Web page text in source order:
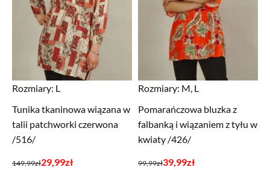
Rozmiary: L
Tunika tkaninowa wiązana w
talii patchworki czerwona
/516/
149,99zł
Pierwotna
29,99zł
Aktualna
Rozmiary: M, L
Pomarańczowa bluzka z
falbanką i wiązaniem z tyłu w
kwiaty /426/
99,99zł
Pierwotna
39,99zł
Aktualna